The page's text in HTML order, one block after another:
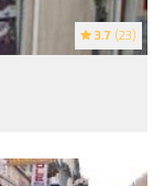
3.7 (23)